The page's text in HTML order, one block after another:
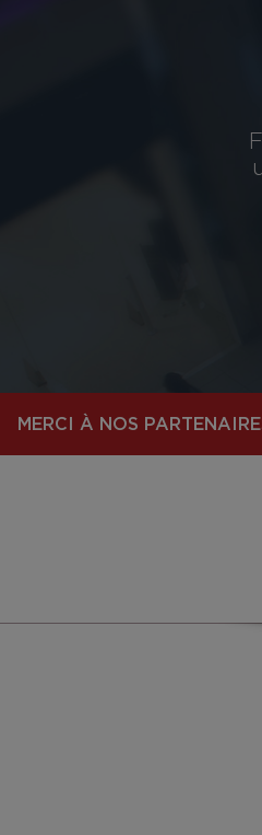
MERCI À NOS